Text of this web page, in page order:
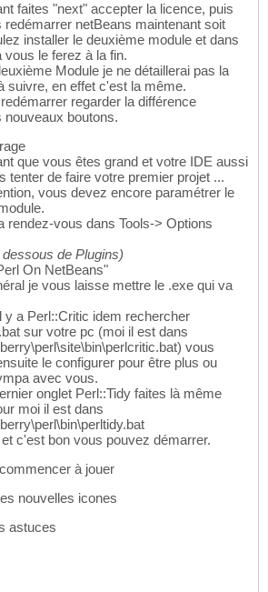
faites "next" accepter la licence, puis
redémarrer netBeans maintenant soit
installer le deuxième module et dans
vous le ferez à la fin.
Module je ne détaillerai pas la
suivre, en effet c'est la même.
regarder la différence
nouveaux boutons.
que vous êtes grand et votre IDE aussi
tenter de faire votre premier projet ...
vous devez encore paramétrer le
rendez-vous dans Tools-> Options
de Plugins)
On NetBeans"
je vous laisse mettre le .exe qui va
y a Perl::Critic idem rechercher
sur votre pc (moi il est dans
vous
le configurer pour être plus ou
avec vous.
onglet Perl::Tidy faites là même
moi il est dans
c'est bon vous pouvez démarrer.
à jouer
nouvelles icones
astuces